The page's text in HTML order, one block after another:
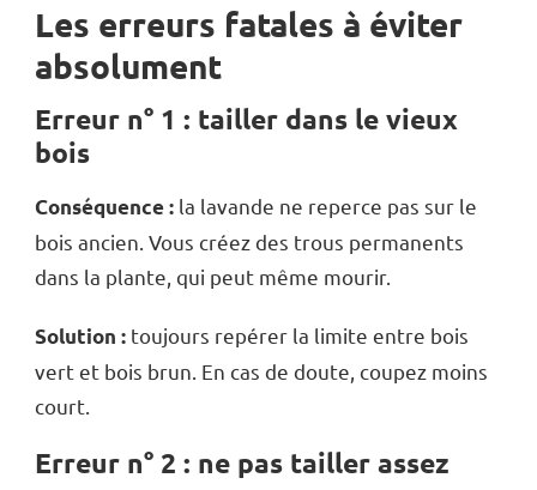
Les erreurs fatales à éviter
absolument
Erreur n° 1 : tailler dans le vieux
bois
Conséquence : la lavande ne reperce pas sur le
bois ancien. Vous créez des trous permanents
dans la plante, qui peut même mourir.
Solution : toujours repérer la limite entre bois
vert et bois brun. En cas de doute, coupez moins
court.
Erreur n° 2 : ne pas tailler assez